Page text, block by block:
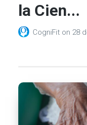
la Cien...
CogniFit on 28